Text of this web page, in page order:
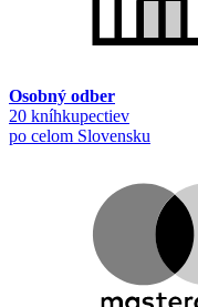
Osobný odber
20 kníhkupectiev
po celom Slovensku